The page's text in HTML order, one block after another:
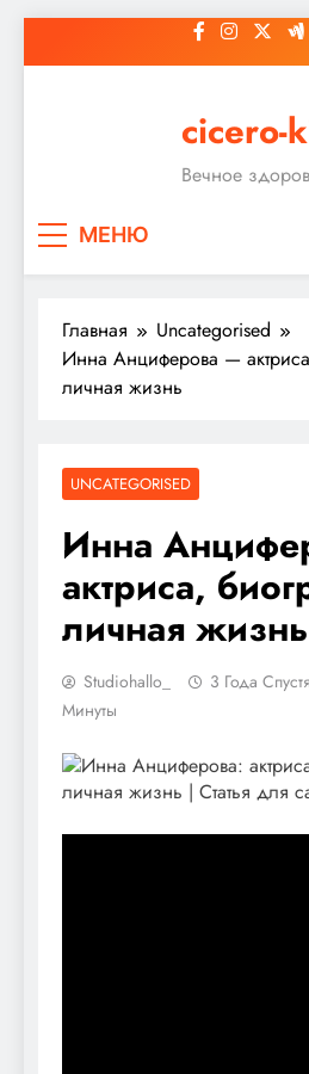
к
cicero-
Вечное
МЕНЮ
Главная
Uncategorised
Инна Анциферова —
личная жизнь
UNCATEGORISED
Инна
актриса,
личная жизнь
Studiohallo_ 3 Года Спустя
Минуты